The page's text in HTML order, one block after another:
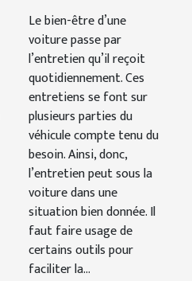
l’acheter
pour votre
voiture ?
Le bien-être d’une
voiture passe par
l’entretien qu’il reçoit
quotidiennement. Ces
entretiens se font sur
plusieurs parties du
véhicule compte tenu du
besoin. Ainsi, donc,
l’entretien peut sous la
voiture dans une
situation bien donnée. Il
faut faire usage de
certains outils pour
faciliter la...